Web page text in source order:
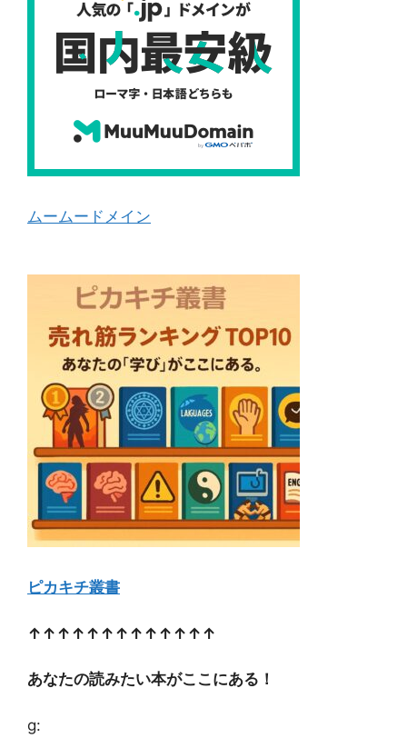
ムームードメイン
ピカキチ叢書
↑↑↑↑↑↑↑↑↑↑↑↑↑
あなたの読みたい本がここにある！
g: